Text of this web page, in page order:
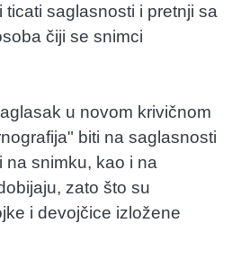
saglasnosti i pretnji sa
čiji se snimci
u novom krivičnom
biti na saglasnosti
snimku, kao i na
zato što su
i devojčice izložene